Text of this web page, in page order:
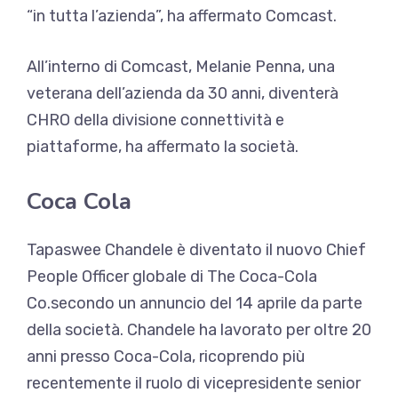
“in tutta l’azienda”, ha affermato Comcast.
All’interno di Comcast, Melanie Penna, una
veterana dell’azienda da 30 anni, diventerà
CHRO della divisione connettività e
piattaforme, ha affermato la società.
Coca Cola
Tapaswee Chandele è diventato il nuovo Chief
People Officer globale di The Coca-Cola
Co.secondo un annuncio del 14 aprile da parte
della società. Chandele ha lavorato per oltre 20
anni presso Coca-Cola, ricoprendo più
recentemente il ruolo di vicepresidente senior